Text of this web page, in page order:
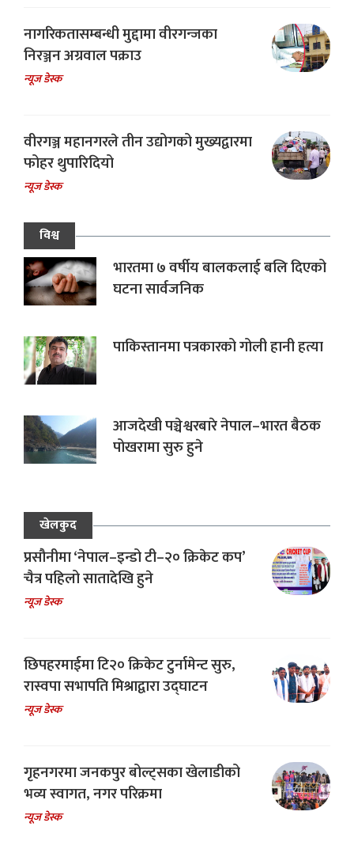
नागरिकतासम्बन्धी मुद्दामा वीरगन्जका
निरञ्जन अग्रवाल पक्राउ
न्यूज डेस्क
वीरगञ्ज महानगरले तीन उद्योगको मुख्यद्वारमा
फोहर थुपारिदियो
न्यूज डेस्क
विश्व
भारतमा ७ वर्षीय बालकलाई बलि दिएको
घटना सार्वजनिक
पाकिस्तानमा पत्रकारको गोली हानी हत्या
आजदेखी पञ्चेश्वरबारे नेपाल–भारत बैठक
पोखरामा सुरु हुने
खेलकुद
प्रसौनीमा ‘नेपाल–इन्डो टी–२० क्रिकेट कप’
चैत्र पहिलो सातादेखि हुने
न्यूज डेस्क
छिपहरमाईमा टि२० क्रिकेट टुर्नामेन्ट सुरु,
रास्वपा सभापति मिश्राद्वारा उद्घाटन
न्यूज डेस्क
गृहनगरमा जनकपुर बोल्ट्सका खेलाडीको
भव्य स्वागत, नगर परिक्रमा
न्यूज डेस्क